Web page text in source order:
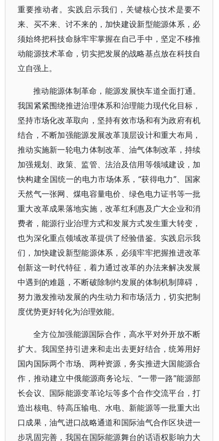
重要推动者。实践启示我们，关键核心技术是要不
来、买不来、讨不来的，加快建设新型能源体系，必
须始终把科技命脉牢牢掌握在自己手中，坚定不移推
动能源技术革命，切实把发展的战略基点放在科技自
立自强上。
推动能源体制革命，能源发展快车道全面打通。
我国紧紧围绕推进治理体系和治理能力现代化目标，
坚持市场化改革取向，坚持有效市场和有为政府有机
结合，不断加强能源发展改革顶层设计和重大布局，
推动实施新一轮电力体制改革、油气体制改革，持续
加强规划、政策、监管、法治及信用等领域建设，加
快构建全国统一的电力市场体系，“获得电力”、国家
天然气一张网、煤电容量电价、绿色电力证书等一批
重大改革成果落地实施，改革红利惠及广大企业和消
费者，能源行业治理方式和发展方式发生重大转变，
也为深化重点领域改革提供了经验借鉴。实践启示我
们，加快建设新型能源体系，必须牢牢把握推进改革
创新这一时代特征，着力通过改革的办法来解决发展
中遇到的难题，不断破除制约发展的体制机制障碍，
努力激发推动发展的内生动力和市场活力，切实把制
度优势更好转化为治理效能。
全方位加强能源国际合作，高水平对外开放不断
扩大。我国坚持引进来和走出去更好结合，统筹用好
国内国际两个市场、两种资源，务实推进大国能源合
作，推动建立中俄能源商务论坛、“一带一路”能源部
长会议、国际能源变革论坛等多个合作交流平台，打
造出核电、特高压输电、水电、新能源等一批重大出
口成果，油气进口战略通道和国际油气合作区块进一
步巩固完善，我国在国际能源舞台的话语权影响力大